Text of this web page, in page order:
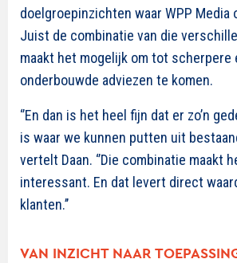
doelgroepinzichten waar WPP Media
Juist de combinatie van die
maakt het mogelijk om tot scherpere
onderbouwde adviezen te komen.
‘’En dan is het heel fijn dat er zo’n
is waar we kunnen putten uit
vertelt Daan. ‘’Die combinatie maakt
interessant. En dat levert direct
klanten.’’
VAN INZICHT NAAR